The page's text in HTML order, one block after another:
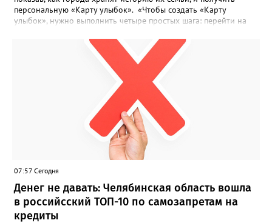
персональную «Карту улыбок». «Чтобы создать «Карту
улыбок», нужно выполнить четыре простых шага: перейти на
улыбок»; загрузить фотографию с улыбкой – подойдёт портрет
одного человека, пары, семьи или нескольких поколений в
одном кадре; отметить один или несколько городов,
связанных с историей семьи или важными воспоминаниями;
добавить подписи к городам, кратко объяснив связь с каждым
из них, указать контакты и подтвердить согласие с правилами
проекта», - говорится в инструкции на сайте проекта. ‍Заявка
может быть семейной, а после модерации стать частью
визуального архива проекта. 20 участников обещают
пригласить на итоговую фотосессию в Москве. Персональную
«Карту улыбок», которую можно скачать, сохранить и
опубликовать в социальных сетях, отмечают в оргкомитете,
получат все, кто улыбнулся.
07:57 Сегодня
Денег не давать: Челябинская область вошла
в российсский ТОП-10 по самозапретам на
кредиты